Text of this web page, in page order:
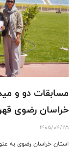
خراسان رضوی
1405/04/25
استان خراسان رضوی به